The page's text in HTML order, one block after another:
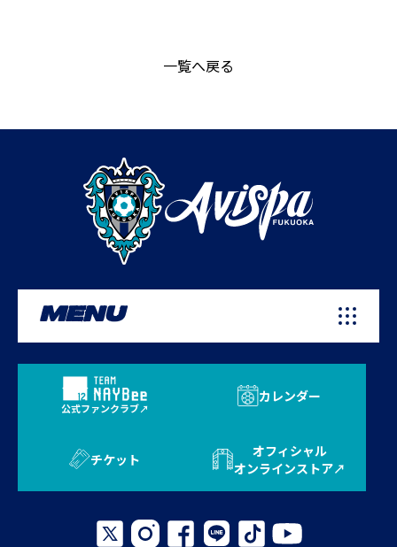
一覧へ戻る
MENU
公式ファンクラブ
カレンダー
チケット
オフィシャル
オンラインストア